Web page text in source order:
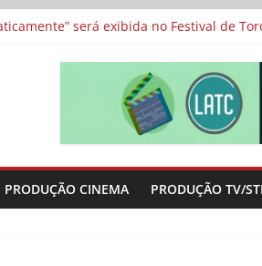
será exibida no Festival de
e divide prêmio principal entre
metragens sobre envelhecimento
“Os Feiticeiros Inocentes” e filme-
PRODUÇÃO CINEMA PRODUÇÃO TV/